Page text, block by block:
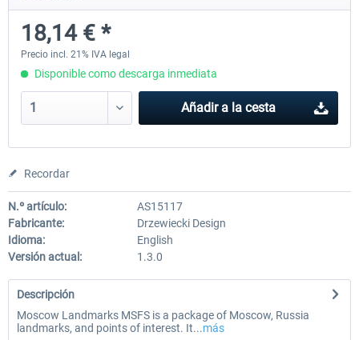
18,14 € *
Precio incl. 21% IVA legal
Disponible como descarga inmediata
Añadir a la cesta
Recordar
N.º artículo:
AS15117
Fabricante:
Drzewiecki Design
Idioma:
English
Versión actual:
1.3.0
Descripción
Moscow Landmarks MSFS is a package of Moscow, Russia
landmarks, and points of interest. It...más